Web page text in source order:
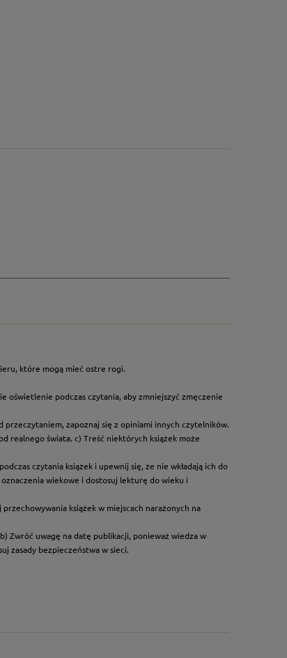
które mogą mieć ostre rogi.
oświetlenie podczas czytania, aby zmniejszyć zmęczenie
zapoznaj się z opiniami innych czytelników.
realnego świata. c) Treść niektórych książek może
czytania książek i upewnij się, że nie wkładają ich do
wiekowe i dostosuj lekturę do wieku i
książek w miejscach narażonych na
Zwróć uwagę na datę publikacji, ponieważ wiedza w
zasady bezpieczeństwa w sieci.